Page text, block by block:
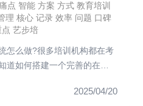
点 智能 方案 方式 教育培训
理 核心 记录 效率 问题 口碑
点 艺步培
怎么做?很多培训机构都在考
道如何搭建一个完善的在线
2025/04/20